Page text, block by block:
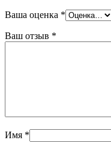
Ваша оценка *
Ваш отзыв *
Имя *